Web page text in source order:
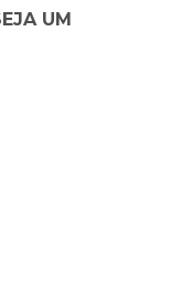
UM